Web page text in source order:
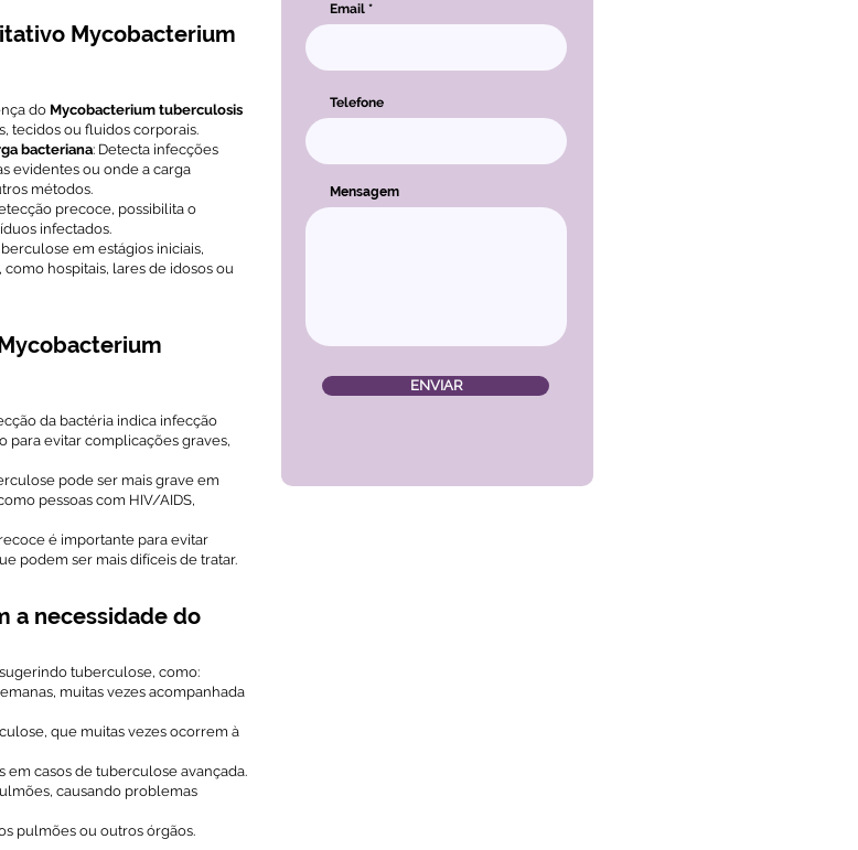
Mycobacterium
do Mycobacterium tuberculosis
tecidos ou fluidos corporais.
bacteriana: Detecta infecções
evidentes ou onde a carga
métodos.
precoce, possibilita o
infectados.
em estágios iniciais,
hospitais, lares de idosos ou
da bactéria indica infecção
para evitar complicações graves,
pode ser mais grave em
pessoas com HIV/AIDS,
é importante para evitar
podem ser mais difíceis de tratar.
a necessidade do
tuberculose, como:
muitas vezes acompanhada
que muitas vezes ocorrem à
em casos de tuberculose avançada.
causando problemas
pulmões ou outros órgãos.
Email
Telefone
Mensagem
ENVIAR